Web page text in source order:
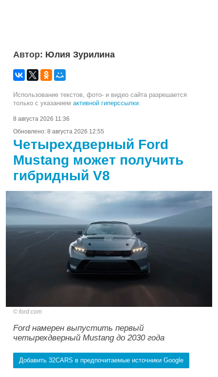
Автор: Юлия Зурилина
Использование текстов, фото- и видео сайта разрешается
только с указанием активной гиперссылки
8 августа 2026 11:36
Обновлено: 8 августа 2026 12:55
Четырехдверный Ford
Mustang может получить
гибридный V8
ford.com
Ford намерен выпустить первый
четырехдверный Mustang до 2030 года
Добавить 32CARS в предпочитаемые источники Google